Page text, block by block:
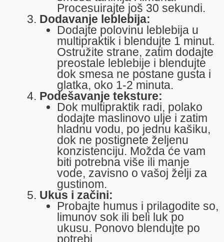
Procesuirajte još 30 sekundi.
Dodavanje leblebija:
Dodajte polovinu leblebija u
multipraktik i blendujte 1 minut.
Ostružite strane, zatim dodajte
preostale leblebije i blendujte
dok smesa ne postane gusta i
glatka, oko 1-2 minuta.
Podešavanje teksture:
Dok multipraktik radi, polako
dodajte maslinovo ulje i zatim
hladnu vodu, po jednu kašiku,
dok ne postignete željenu
konzistenciju. Možda će vam
biti potrebna više ili manje
vode, zavisno o vašoj želji za
gustinom.
Ukus i začini:
Probajte humus i prilagodite so,
limunov sok ili beli luk po
ukusu. Ponovo blendujte po
potrebi.